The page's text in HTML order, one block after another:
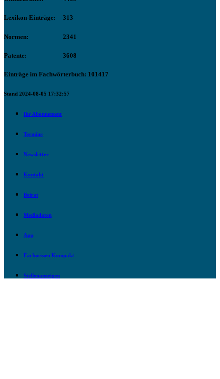
Lexikon-Einträge: 313
Normen: 2341
Patente: 3608
Einträge im Fachwörterbuch: 101417
Stand 2024-08-05 17:32:57
Ihr Abonnement
Termine
Newsletter
Kontakt
Beirat
Mediadaten
App
Fachwissen Kompakt
Stellenanzeigen